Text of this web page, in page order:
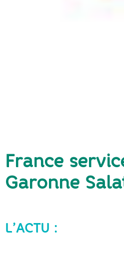
France
Garonne
L’ACTU :